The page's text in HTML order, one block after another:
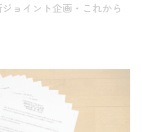
ョイント企画・これから